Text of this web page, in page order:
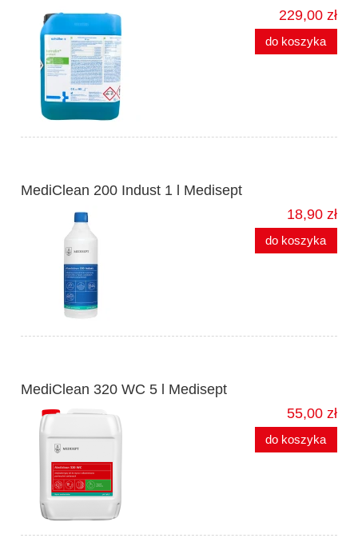
229,00 zł
do koszyka
MediClean 200 Indust 1 l Medisept
18,90 zł
do koszyka
MediClean 320 WC 5 l Medisept
55,00 zł
do koszyka